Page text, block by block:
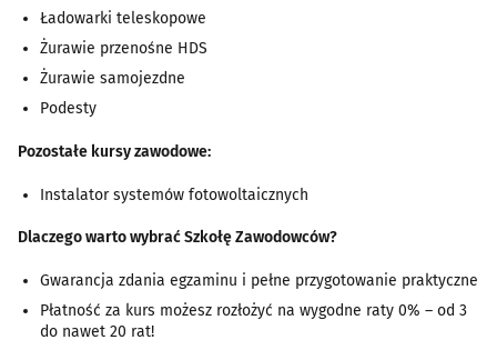
Ładowarki teleskopowe
Żurawie przenośne HDS
Żurawie samojezdne
Podesty
Pozostałe kursy zawodowe:
Instalator systemów fotowoltaicznych
Dlaczego warto wybrać Szkołę Zawodowców?
Gwarancja zdania egzaminu i pełne przygotowanie praktyczne
Płatność za kurs możesz rozłożyć na wygodne raty 0% – od 3
do nawet 20 rat!